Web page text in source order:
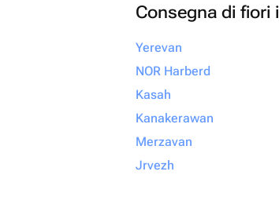
Consegna di fiori
Yerevan
NOR Harberd
Kasah
Kanakerawan
Merzavan
Jrvezh